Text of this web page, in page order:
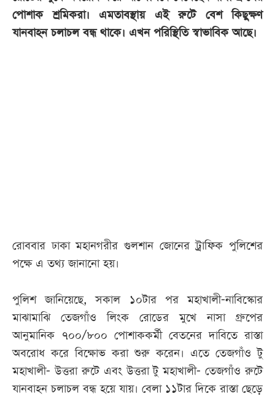
ছবি
পোশাক শ্রমিকরা। এমতাবস্থায় এই রুটে বেশ কিছুক্ষণ
যানবাহন চলাচল বন্ধ থাকে। এখন পরিস্থিতি স্বাভাবিক আছে।
রোববার ঢাকা মহানগরীর গুলশান জোনের ট্রাফিক পুলিশের
পক্ষে এ তথ্য জানানো হয়।
পুলিশ জানিয়েছে, সকাল ১০টার পর মহাখালী-নাবিস্কোর
মাঝামাঝি তেজগাঁও লিংক রোডের মুখে নাসা গ্রুপের
আনুমানিক ৭০০/৮০০ পোশাককর্মী বেতনের দাবিতে রাস্তা
অবরোধ করে বিক্ষোভ করা শুরু করেন। এতে তেজগাঁও টু
মহাখালী- উত্তরা রুটে এবং উত্তরা টু মহাখালী- তেজগাঁও রুটে
যানবাহন চলাচল বন্ধ হয়ে যায়। বেলা ১১টার দিকে রাস্তা ছেড়ে